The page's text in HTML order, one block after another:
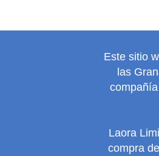
Este sitio
las
Laora
compra